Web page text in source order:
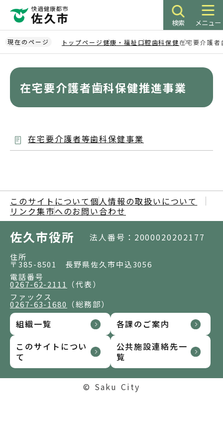
ペ
ー
ジ
検索 メニュー
現在のページ トップページ健康・福祉 口腔歯科保健在宅要介護
在宅要介護者歯科保健推進事業
在宅要介護者等歯科保健事業
このサイトについて 個人情報の取扱いについて
リンク集市へのお問い合わせ
佐久市役所 法人番号：2000020202177
住所
〒385-8501 長野県佐久市中込3056
電話番号
0267-62-2111
（代表）
ファックス
0267-63-1680 （総務部）
組織一覧
各課のご案内
このサイトについ
て
公共施設連絡先一
覧
© Saku City